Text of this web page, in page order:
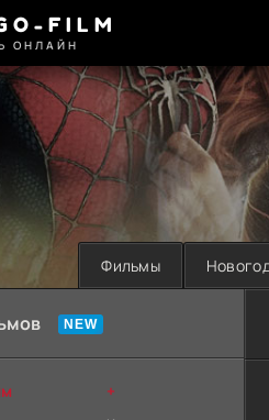
FILM
ОНЛАЙН
Фильмы
+